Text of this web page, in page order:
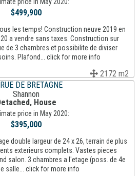
$499,900
les temps! Construction neuve 2019 en
a vendre sans taxes. Construction sur
de 3 chambres et possibilite de diviser
Plafond... click for more info
2172 m2
DE BRETAGNE
Shannon
House
price in May 2020:
$395,000
double largeur de 24 x 26, terrain de plus
exterieurs complets. Vastes pieces
salon. 3 chambres a l'etage (poss. de 4e
salle... click for more info